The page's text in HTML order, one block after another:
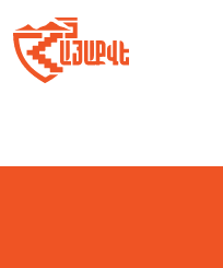
to
content